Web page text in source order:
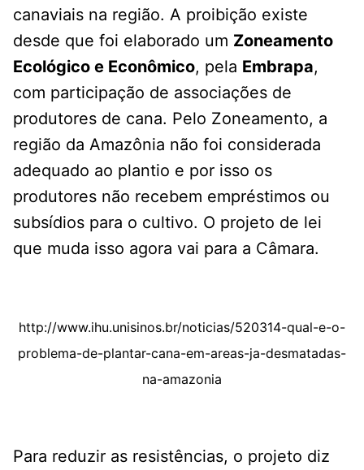
canaviais na região. A proibição existe
desde que foi elaborado um Zoneamento
Ecológico e Econômico, pela Embrapa,
com participação de associações de
produtores de cana. Pelo Zoneamento, a
região da Amazônia não foi considerada
adequado ao plantio e por isso os
produtores não recebem empréstimos ou
subsídios para o cultivo. O projeto de lei
que muda isso agora vai para a Câmara.
http://www.ihu.unisinos.br/noticias/520314-qual-e-o-
problema-de-plantar-cana-em-areas-ja-desmatadas-
na-amazonia
Para reduzir as resistências, o projeto diz